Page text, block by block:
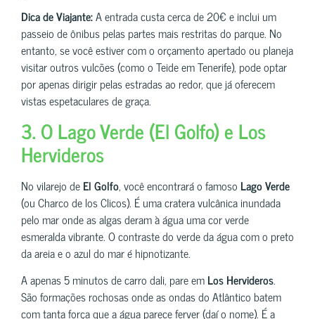
Dica de Viajante:A entrada custa cerca de 20€ e inclui um
passeio de ônibus pelas partes mais restritas do parque. No
entanto, se você estiver com o orçamento apertado ou planeja
visitar outros vulcões (como o Teide em Tenerife), pode optar
por apenas dirigir pelas estradas ao redor, que já oferecem
vistas espetaculares de graça.
3. O Lago Verde (El Golfo) e Los
Hervideros
No vilarejo deEl Golfo, você encontrará o famoso Lago Verde
(ou Charco de los Clicos). É uma cratera vulcânica inundada
pelo mar onde as algas deram à água uma cor verde
esmeralda vibrante. O contraste do verde da água com o preto
da areia e o azul do mar é hipnotizante.
A apenas 5 minutos de carro dali, pare emLos Hervideros.
São formações rochosas onde as ondas do Atlântico batem
com tanta força que a água parece ferver (daí o nome). É a